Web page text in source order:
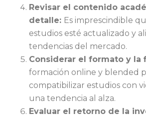
Revisar el contenido
detalle: Es imprescindible
estudios esté actualizado y
tendencias del mercado.
Considerar el formato y la
formación online y blended
compatibilizar estudios con
una tendencia al alza.
Evaluar el retorno de la